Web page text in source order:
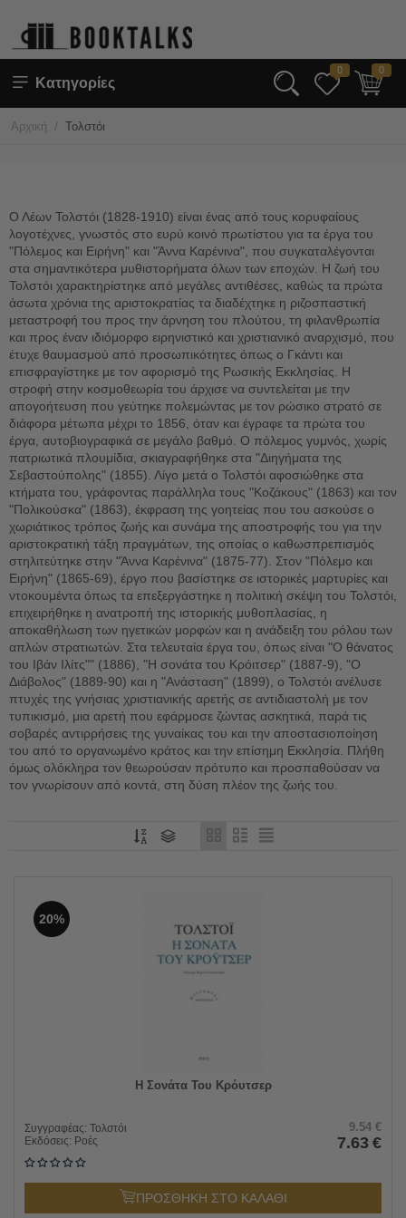
Κατηγορίες
0 0
Αρχική / Τολστόι
Ο Λέων Τολστόι (1828-1910) είναι ένας από τους κορυφαίους
λογοτέχνες, γνωστός στο ευρύ κοινό πρωτίστου για τα έργα του
"Πόλεμος και Ειρήνη" και "Άννα Καρένινα", που συγκαταλέγονται
στα σημαντικότερα μυθιστορήματα όλων των εποχών. Η ζωή του
Τολστόι χαρακτηρίστηκε από μεγάλες αντιθέσες, καθώς τα πρώτα
άσωτα χρόνια της αριστοκρατίας τα διαδέχτηκε η ριζοσπαστική
μεταστροφή του προς την άρνηση του πλούτου, τη φιλανθρωπία
και προς έναν ιδιόμορφο ειρηνιστικό και χριστιανικό αναρχισμό, που
έτυχε θαυμασμού από προσωπικότητες όπως ο Γκάντι και
επισφραγίστηκε με τον αφορισμό της Ρωσικής Εκκλησίας. Η
στροφή στην κοσμοθεωρία του άρχισε να συντελείται με την
απογοήτευση που γεύτηκε πολεμώντας με τον ρώσικο στρατό σε
διάφορα μέτωπα μέχρι το 1856, όταν και έγραφε τα πρώτα του
έργα, αυτοβιογραφικά σε μεγάλο βαθμό. Ο πόλεμος γυμνός, χωρίς
πατριωτικά πλουμίδια, σκιαγραφήθηκε στα "Διηγήματα της
Σεβαστούπολης" (1855). Λίγο μετά ο Τολστόι αφοσιώθηκε στα
κτήματα του, γράφοντας παράλληλα τους "Κοζάκους" (1863) και τον
"Πολικούσκα" (1863), έκφραση της γοητείας που του ασκούσε ο
χωριάτικος τρόπος ζωής και συνάμα της αποστροφής του για την
αριστοκρατική τάξη πραγμάτων, της οποίας ο καθωσπρεπισμός
στηλιτεύτηκε στην "Άννα Καρένινα" (1875-77). Στον "Πόλεμο και
Ειρήνη" (1865-69), έργο που βασίστηκε σε ιστορικές μαρτυρίες και
ντοκουμέντα όπως τα επεξεργάστηκε η πολιτική σκέψη του Τολστόι,
επιχειρήθηκε η ανατροπή της ιστορικής μυθοπλασίας, η
αποκαθήλωση των ηγετικών μορφών και η ανάδειξη του ρόλου των
απλών στρατιωτών. Στα τελευταία έργα του, όπως είναι "Ο θάνατος
του Ιβάν Ιλίτς"" (1886), "Η σονάτα του Κρόιτσερ" (1887-9), "Ο
Διάβολος" (1889-90) και η "Ανάσταση" (1899), ο Τολστόι ανέλυσε
πτυχές της γνήσιας χριστιανικής αρετής σε αντιδιαστολή με τον
τυπικισμό, μια αρετή που εφάρμοσε ζώντας ασκητικά, παρά τις
σοβαρές αντιρρήσεις της γυναίκας του και την αποστασιοποίηση
του από το οργανωμένο κράτος και την επίσημη Εκκλησία. Πλήθη
όμως ολόκληρα τον θεωρούσαν πρότυπο και προσπαθούσαν να
τον γνωρίσουν από κοντά, στη δύση πλέον της ζωής του.
20%
Η Σονάτα Του Κρόυτσερ
Συγγραφέας: Τολστόι
Εκδόσεις: Ροές
9.54 €
7.63 €
ΠΡΟΣΘΗΚΗ ΣΤΟ ΚΑΛΑΘΙ